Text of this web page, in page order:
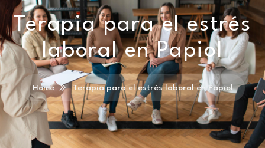
Terapia para el estrés
laboral en Papiol
Home Terapia para el estrés laboral en Papiol